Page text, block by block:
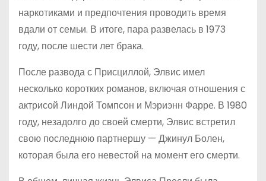
наркотиками и предпочтения проводить время
вдали от семьи. В итоге, пара развелась в 1973
году, после шести лет брака.
После развода с Присциллой, Элвис имел
несколько коротких романов, включая отношения с
актрисой Линдой Томпсон и Мэриэнн Фарре. В 1980
году, незадолго до своей смерти, Элвис встретил
свою последнюю партнершу — Джинул Болен,
которая была его невестой на момент его смерти.